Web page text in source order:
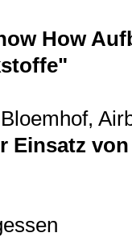
Aufbau
von